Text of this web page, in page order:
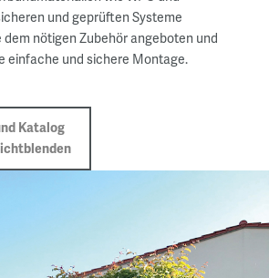
und geprüften Systeme
nötigen Zubehör angeboten und
einfache und sichere Montage.
Katalog